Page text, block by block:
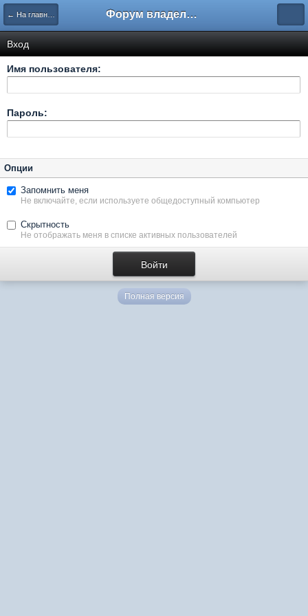
← На главную Форум владельцев интернет-магазинов
Вход
Имя пользователя:
Пароль:
Опции
Запомнить меня
Не включайте, если используете общедоступный компьютер
Скрытность
Не отображать меня в списке активных пользователей
Полная версия